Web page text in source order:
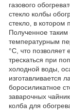
газового
стекло колбы
стекло, в котором
Полученное таким
температурным
°С, что позволяет
трескаться при
холодной воды,
изготавливается
боросиликатное
заварочных
колба для